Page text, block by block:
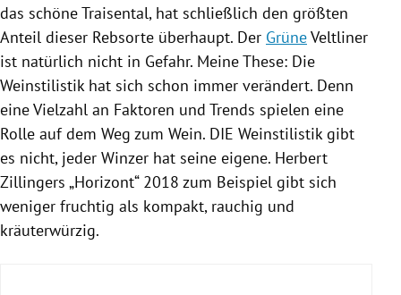
das schöne Traisental, hat schließlich den größten
Anteil dieser Rebsorte überhaupt. Der GrüneVeltliner
ist natürlich nicht in Gefahr. Meine These: Die
Weinstilistik hat sich schon immer verändert. Denn
eine Vielzahl an Faktoren und Trends spielen eine
Rolle auf dem Weg zum Wein. DIE Weinstilistik gibt
es nicht, jeder Winzer hat seine eigene. Herbert
Zillingers „Horizont“ 2018 zum Beispiel gibt sich
weniger fruchtig als kompakt, rauchig und
kräuterwürzig.